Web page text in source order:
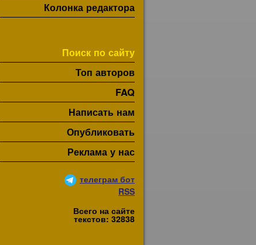
Колонка редактора
Поиск по сайту
Топ авторов
FAQ
Написать нам
Опубликовать
Реклама у нас
телеграм бот
RSS
Всего на сайте
текстов: 32838